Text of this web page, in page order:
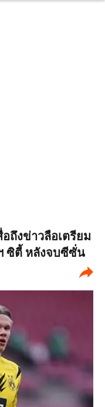
ถึงข่าวลือเตรียม
ซิตี้ หลังจบซีซั่น